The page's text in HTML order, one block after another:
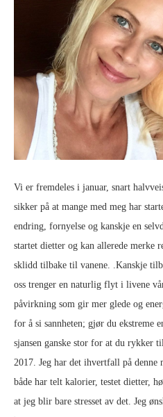
Vi er fremdeles i januar, snart
sikker på at mange med meg har
endring, fornyelse og kanskje en
startet dietter og kan allerede merke
sklidd tilbake til vanene. .Kanskje
oss trenger en naturlig flyt i livene
påvirkning som gir mer glede og
for å si sannheten; gjør du ekstreme
sjansen ganske stor for at du rykker
2017. Jeg har det ihvertfall på denne
både har telt kalorier, testet dietter,
at jeg blir bare stresset av det. Jeg